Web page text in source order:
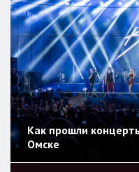
Как прошли
Омске